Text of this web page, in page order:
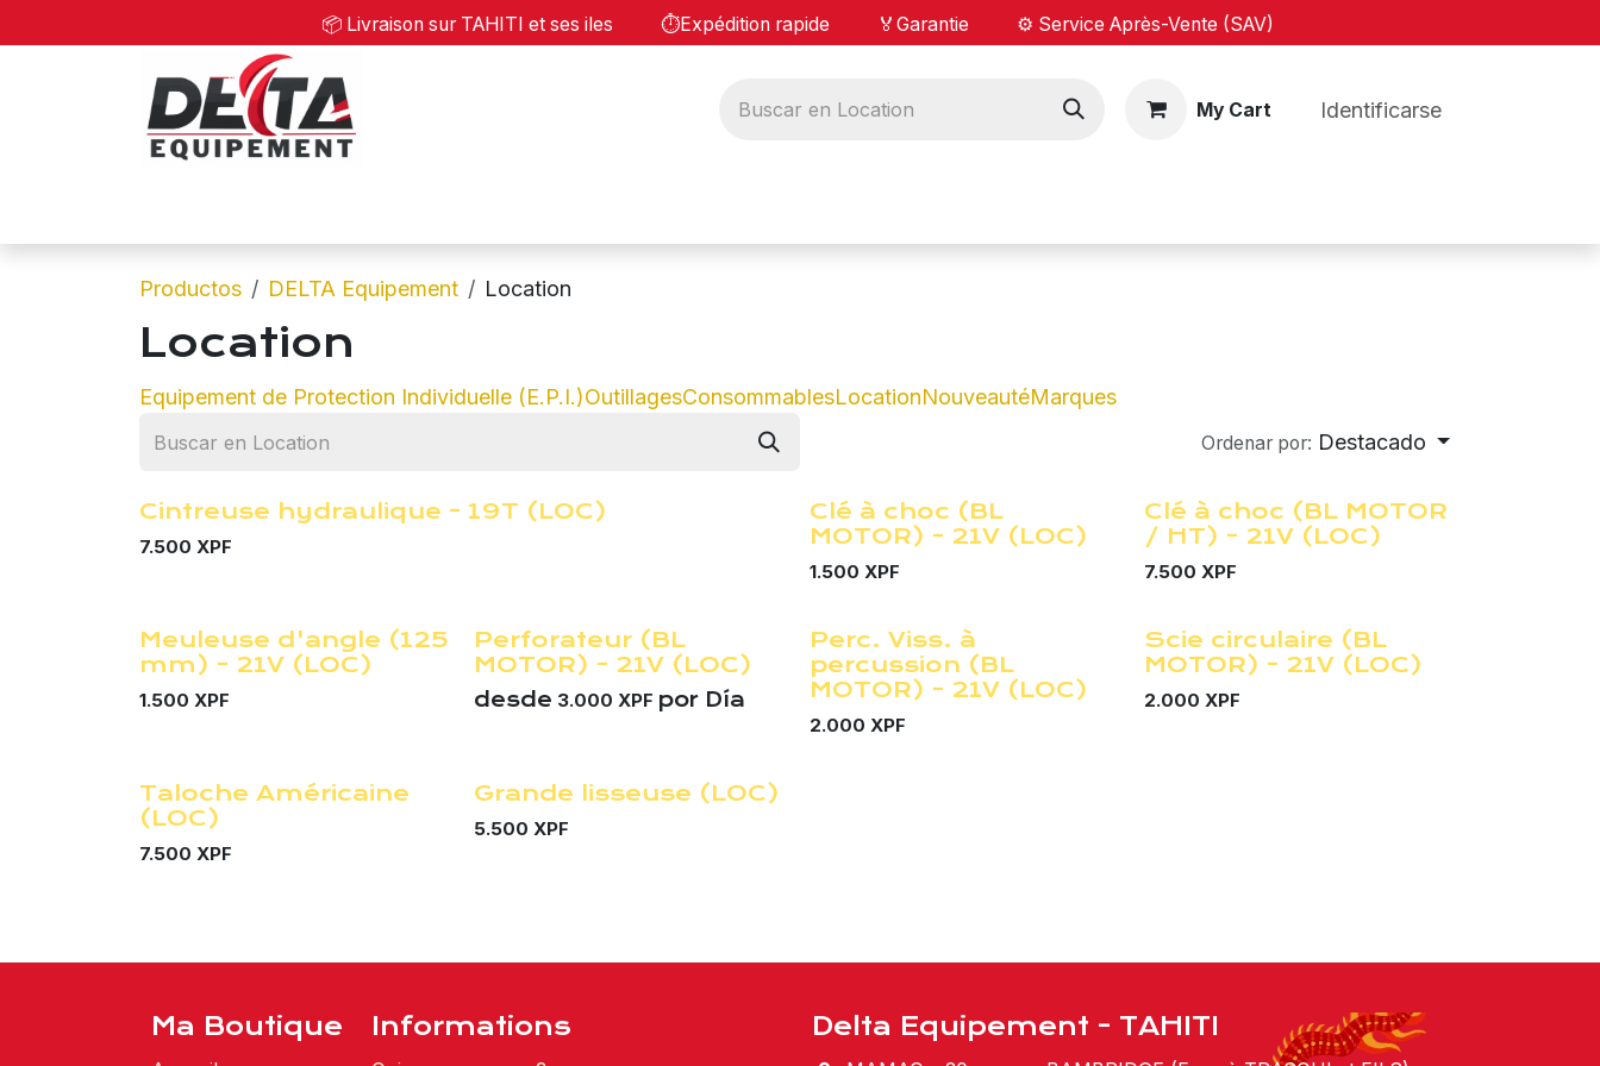
📦 Livraison sur TAHITI et ses iles ⏱️Expédition rapide 🏅Garantie ⚙️ Service Après-Vente (SAV)
My Cart Identificarse
Productos DELTA Equipement Location
Location
Equipement de Protection Individuelle (E.P.I.)OutillagesConsommablesLocationNouveautéMarques
Ordenar por: Destacado
¡Nuevo!
Cintreuse hydraulique - 19T (LOC)
7.500 XPF ¡Nuevo!
Clé à choc (BL
MOTOR) - 21V (LOC)
1.500 XPF
¡Nuevo!
Clé à choc (BL MOTOR
/ HT) - 21V (LOC)
7.500 XPF
¡Nuevo!
Meuleuse d'angle (125
mm) - 21V (LOC)
1.500 XPF
¡Nuevo!
Perforateur (BL
MOTOR) - 21V (LOC)
desde 3.000 XPF por Día
¡Nuevo!
Perc. Viss. à
percussion (BL
MOTOR) - 21V (LOC)
2.000 XPF
¡Nuevo!
Scie circulaire (BL
MOTOR) - 21V (LOC)
2.000 XPF
¡Nuevo!
Taloche Américaine
(LOC)
7.500 XPF
¡Nuevo!
Grande lisseuse (LOC)
5.500 XPF
Ma Boutique Informations Delta Equipement - TAHITI